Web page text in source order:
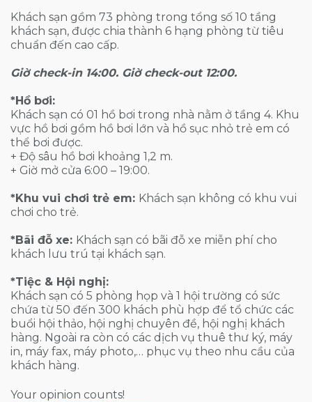
Khách sạn gồm 73 phòng trong tổng số 10 tầng
khách sạn, được chia thành 6 hạng phòng từ tiêu
chuẩn đến cao cấp.
Giờ check-in 14:00. Giờ check-out 12:00.
*Hồ bơi:
Khách sạn có 01 hồ bơi trong nhà nằm ở tầng 4. Khu
vực hồ bơi gồm hồ bơi lớn và hồ sục nhỏ trẻ em có
thể bơi được.
+ Độ sâu hồ bơi khoảng 1,2 m.
+ Giờ mở cửa 6:00 – 19:00.
*Khu vui chơi trẻ em: Khách sạn không có khu vui
chơi cho trẻ.
*Bãi đỗ xe: Khách sạn có bãi đỗ xe miễn phí cho
khách lưu trú tại khách sạn.
*Tiệc & Hội nghị:
Khách sạn có 5 phòng họp và 1 hội trường có sức
chứa từ 50 đến 300 khách phù hợp để tổ chức các
buổi hội thảo, hội nghị chuyên đề, hội nghị khách
hàng. Ngoài ra còn có các dịch vụ thuê thư ký, máy
in, máy fax, máy photo,… phục vụ theo nhu cầu của
khách hàng.
Your opinion counts!